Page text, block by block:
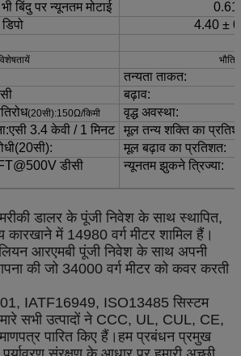
बिंदु पर न्यूनतम मोटाई
0.61
4.40 ±
तन्यता ताकत:
सी बढ़ाव:
(20सी):150Ω/किमी वृद्ध अवस्था:
:एसी 3.4 केवी / 1 मिनट
मूल तन्य शक्ति का
(20सी): मूल बढ़ाव का प्रतिशत:
डीसी
न्यूनतम झुकने त्रिज्या:
डालर के पूंजी निवेश के साथ स्थापित,
में 14980 वर्ग मीटर शामिल हैं।
आरएमबी पूंजी निवेश के साथ अपनी
की जो 34000 वर्ग मीटर को कवर करती
IATF16949, ISO13485 सिस्टम
सभी उत्पादों ने CCC, UL, CUL, CE,
पारित किए हैं।हम प्रबंधन प्रमुख